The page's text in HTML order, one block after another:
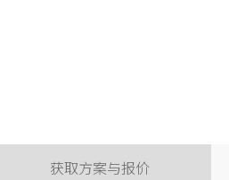
获取方案与报价